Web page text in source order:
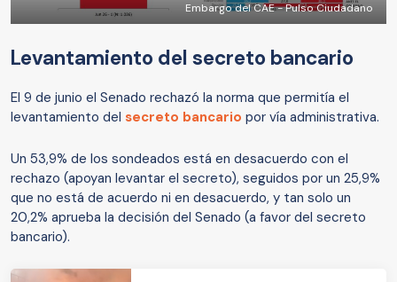
Embargo del CAE - Pulso Ciudadano
Levantamiento del secreto bancario
El 9 de junio el Senado rechazó la norma que permitía el
levantamiento del secreto bancario por vía administrativa.
Un 53,9% de los sondeados está en desacuerdo con el
rechazo (apoyan levantar el secreto), seguidos por un 25,9%
que no está de acuerdo ni en desacuerdo, y tan solo un
20,2% aprueba la decisión del Senado (a favor del secreto
bancario).